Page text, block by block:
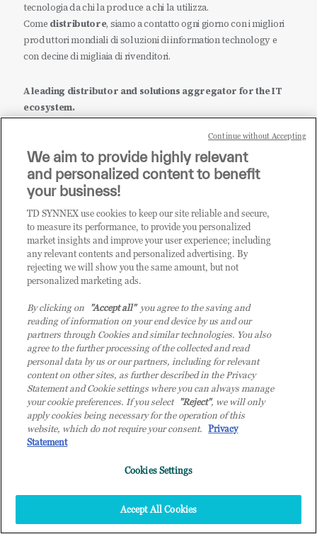
tecnologia da chi la produce a chi la utilizza.
Come distributore, siamo a contatto ogni giorno con i migliori
produttori mondiali di soluzioni di information technology e
con decine di migliaia di rivenditori.
A leading distributor and solutions aggregator for the IT
ecosystem.
tdsynnex.com
Sei un rivenditore di tecnologia e desideri acquistare
i prodotti o le soluzioni trattate sul blog?
CLICCA QUI E DIVENTA
CLIENTE TD SYNNEX
07092780159 - P.IVA: 07092780159 - Eur 12.569.000,00 i.v - TD SYNNEX e TD
SYNNEX logo sono marchi registrati di TD SYNNEX Corporation negli Stati Uniti e
We aim to provide highly relevant
and personalized content to benefit
your business!
TD SYNNEX use cookies to keep our site reliable and secure,
to measure its performance, to provide you personalized
market insights and improve your user experience; including
any relevant contents and personalized advertising. By
rejecting we will show you the same amount, but not
personalized marketing ads.
By clicking on "Accept all"you agree to the saving and
reading of information on your end device by us and our
partners through Cookies and similar technologies. You also
agree to the further processing of the collected and read
personal data by us or our partners, including for relevant
content on other sites, as further described in the Privacy
Statement and Cookie settings where you can always manage
your cookie preferences. If you select "Reject", we will only
apply cookies being necessary for the operation of this
website, which do not require your consent. Privacy
Statement
Cookies Settings
Accept All Cookies
Continue without Accepting